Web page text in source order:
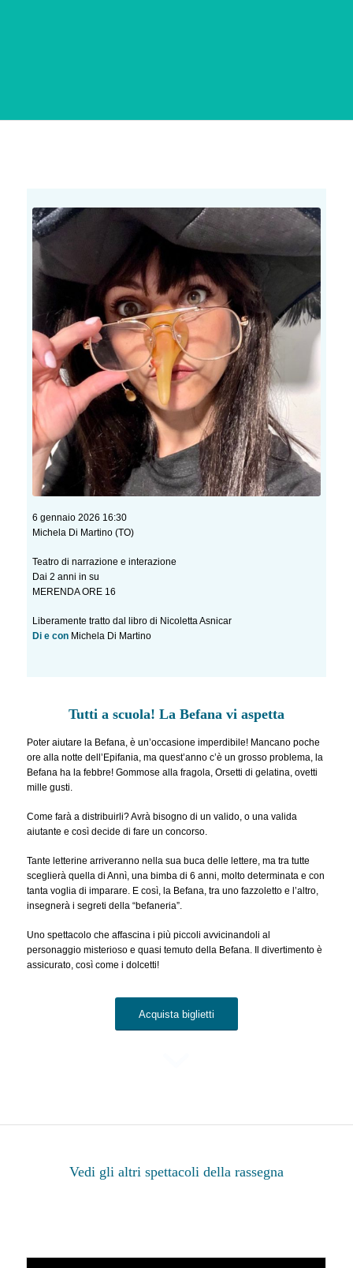
6 gennaio 2026 16:30
Michela Di Martino (TO)
Teatro di narrazione e interazione
Dai 2 anni in su
MERENDA ORE 16
Liberamente tratto dal libro di Nicoletta Asnicar
Di e con Michela Di Martino
Tutti a scuola! La Befana vi aspetta
Poter aiutare la Befana, è un’occasione imperdibile! Mancano poche
ore alla notte dell’Epifania, ma quest’anno c’è un grosso problema, la
Befana ha la febbre! Gommose alla fragola, Orsetti di gelatina, ovetti
mille gusti.
Come farà a distribuirli? Avrà bisogno di un valido, o una valida
aiutante e così decide di fare un concorso.
Tante letterine arriveranno nella sua buca delle lettere, ma tra tutte
sceglierà quella di Annì, una bimba di 6 anni, molto determinata e con
tanta voglia di imparare. E così, la Befana, tra uno fazzoletto e l’altro,
insegnerà i segreti della “befaneria”.
Uno spettacolo che affascina i più piccoli avvicinandoli al
personaggio misterioso e quasi temuto della Befana. Il divertimento è
assicurato, così come i dolcetti!
Acquista biglietti
Vedi gli altri spettacoli della rassegna